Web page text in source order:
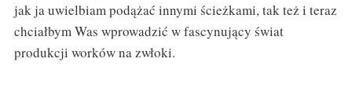
jak ja uwielbiam podążać innymi ścieżkami, tak też i teraz
chciałbym Was wprowadzić w fascynujący świat
produkcji worków na zwłoki.